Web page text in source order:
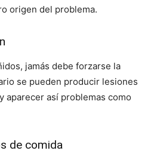
origen del problema.
jamás debe forzarse la
se pueden producir lesiones
aparecer así problemas como
de comida